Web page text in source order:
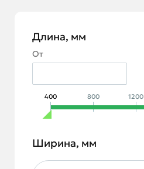
Длина, мм
От
400 800 1200
Ширина, мм